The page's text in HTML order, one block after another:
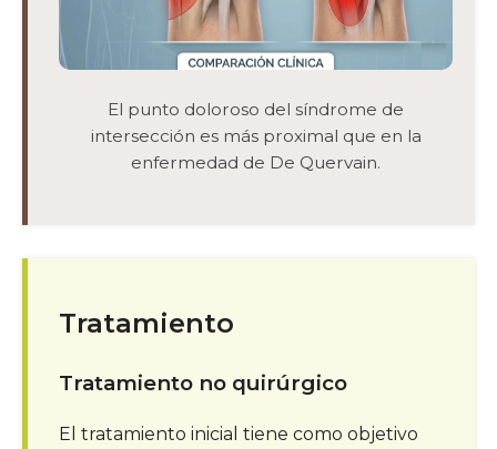
El punto doloroso del síndrome de
intersección es más proximal que en la
enfermedad de De Quervain.
Tratamiento
Tratamiento no quirúrgico
El tratamiento inicial tiene como objetivo